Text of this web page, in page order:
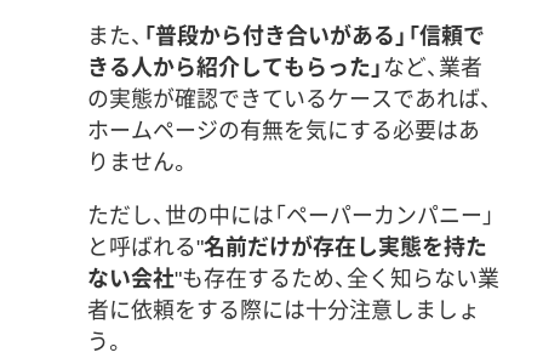
また、 「普段から付き合いがある」「信頼で
きる人から紹介してもらった」など、業者
の実態が確認できているケースであれば、
ホームページの有無を気にする必要はあ
りません。
ただし、世の中には「ペーパーカンパニー」
と呼ばれる"名前だけが存在し実態を持た
ない会社"も存在するため、全く知らない業
者に依頼をする際には十分注意しましょ
う。